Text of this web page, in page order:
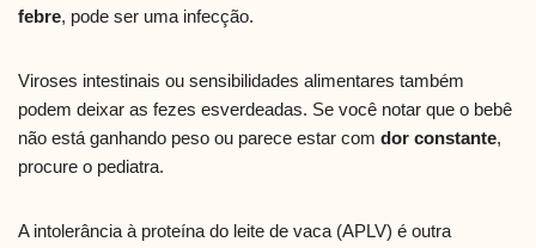
febre, pode ser uma infecção.
Viroses intestinais ou sensibilidades alimentares também
podem deixar as fezes esverdeadas. Se você notar que o bebê
não está ganhando peso ou parece estar com dor constante,
procure o pediatra.
A intolerância à proteína do leite de vaca (APLV) é outra